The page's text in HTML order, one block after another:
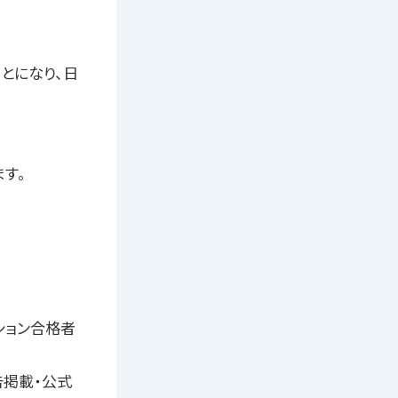
になり、日
。
ン合格者
載・公式